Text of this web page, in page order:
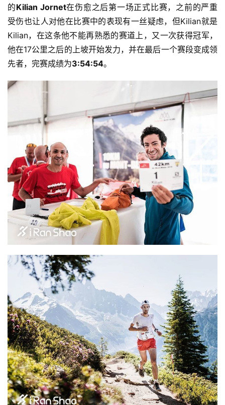
的Kilian Jornet在伤愈之后第一场正式比赛，之前的严重
受伤也让人对他在比赛中的表现有一丝疑虑，但Kilian就是
Kilian，在这条他不能再熟悉的赛道上，又一次获得冠军，
他在17公里之后的上坡开始发力，并在最后一个赛段变成领
先者，完赛成绩为3:54:54。